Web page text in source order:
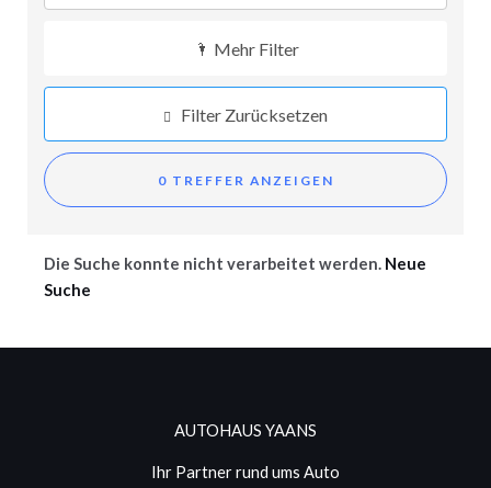
Mehr Filter
Filter Zurücksetzen
Die Suche konnte nicht verarbeitet werden. Neue
Suche
AUTOHAUS YAANS
Ihr Partner rund ums Auto